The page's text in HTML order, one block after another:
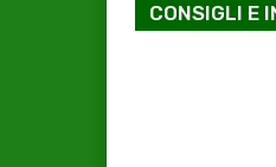
CONSIGLI E